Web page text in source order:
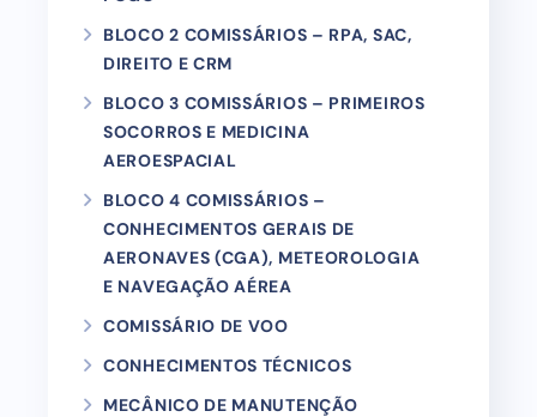
BLOCO 2 COMISSÁRIOS – RPA, SAC,
DIREITO E CRM
BLOCO 3 COMISSÁRIOS – PRIMEIROS
SOCORROS E MEDICINA
AEROESPACIAL
BLOCO 4 COMISSÁRIOS –
CONHECIMENTOS GERAIS DE
AERONAVES (CGA), METEOROLOGIA
E NAVEGAÇÃO AÉREA
COMISSÁRIO DE VOO
CONHECIMENTOS TÉCNICOS
MECÂNICO DE MANUTENÇÃO